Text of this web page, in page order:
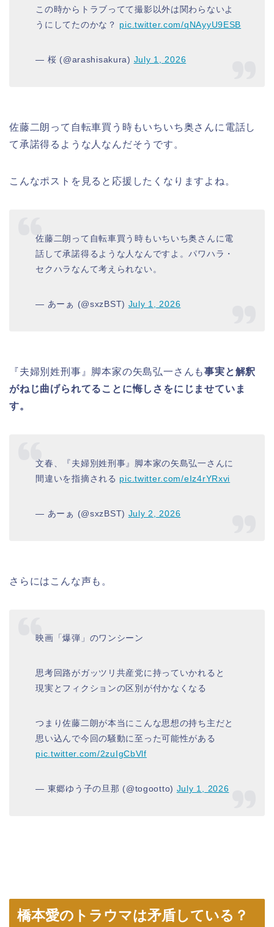
この時からトラブってて撮影以外は関わらないよ
うにしてたのかな？ pic.twitter.com/qNAyyU9ESB
— 桜 (@arashisakura) July 1, 2026
佐藤二朗って自転車買う時もいちいち奥さんに電話し
て承諾得るような人なんだそうです。
こんなポストを見ると応援したくなりますよね。
佐藤二朗って自転車買う時もいちいち奥さんに電
話して承諾得るような人なんですよ。パワハラ・
セクハラなんて考えられない。
— あーぁ (@sxzBST) July 1, 2026
『夫婦別姓刑事』脚本家の矢島弘一さんも事実と解釈
がねじ曲げられてることに悔しさをにじませていま
す。
文春、『夫婦別姓刑事』脚本家の矢島弘一さんに
間違いを指摘される pic.twitter.com/eIz4rYRxvi
— あーぁ (@sxzBST) July 2, 2026
さらにはこんな声も。
映画「爆弾」のワンシーン
思考回路がガッツリ共産党に持っていかれると
現実とフィクションの区別が付かなくなる
つまり佐藤二朗が本当にこんな思想の持ち主だと
思い込んで今回の騒動に至った可能性がある
pic.twitter.com/2zuIgCbVlf
— 東郷ゆう子の旦那 (@togootto) July 1, 2026
橋本愛のトラウマは矛盾している？